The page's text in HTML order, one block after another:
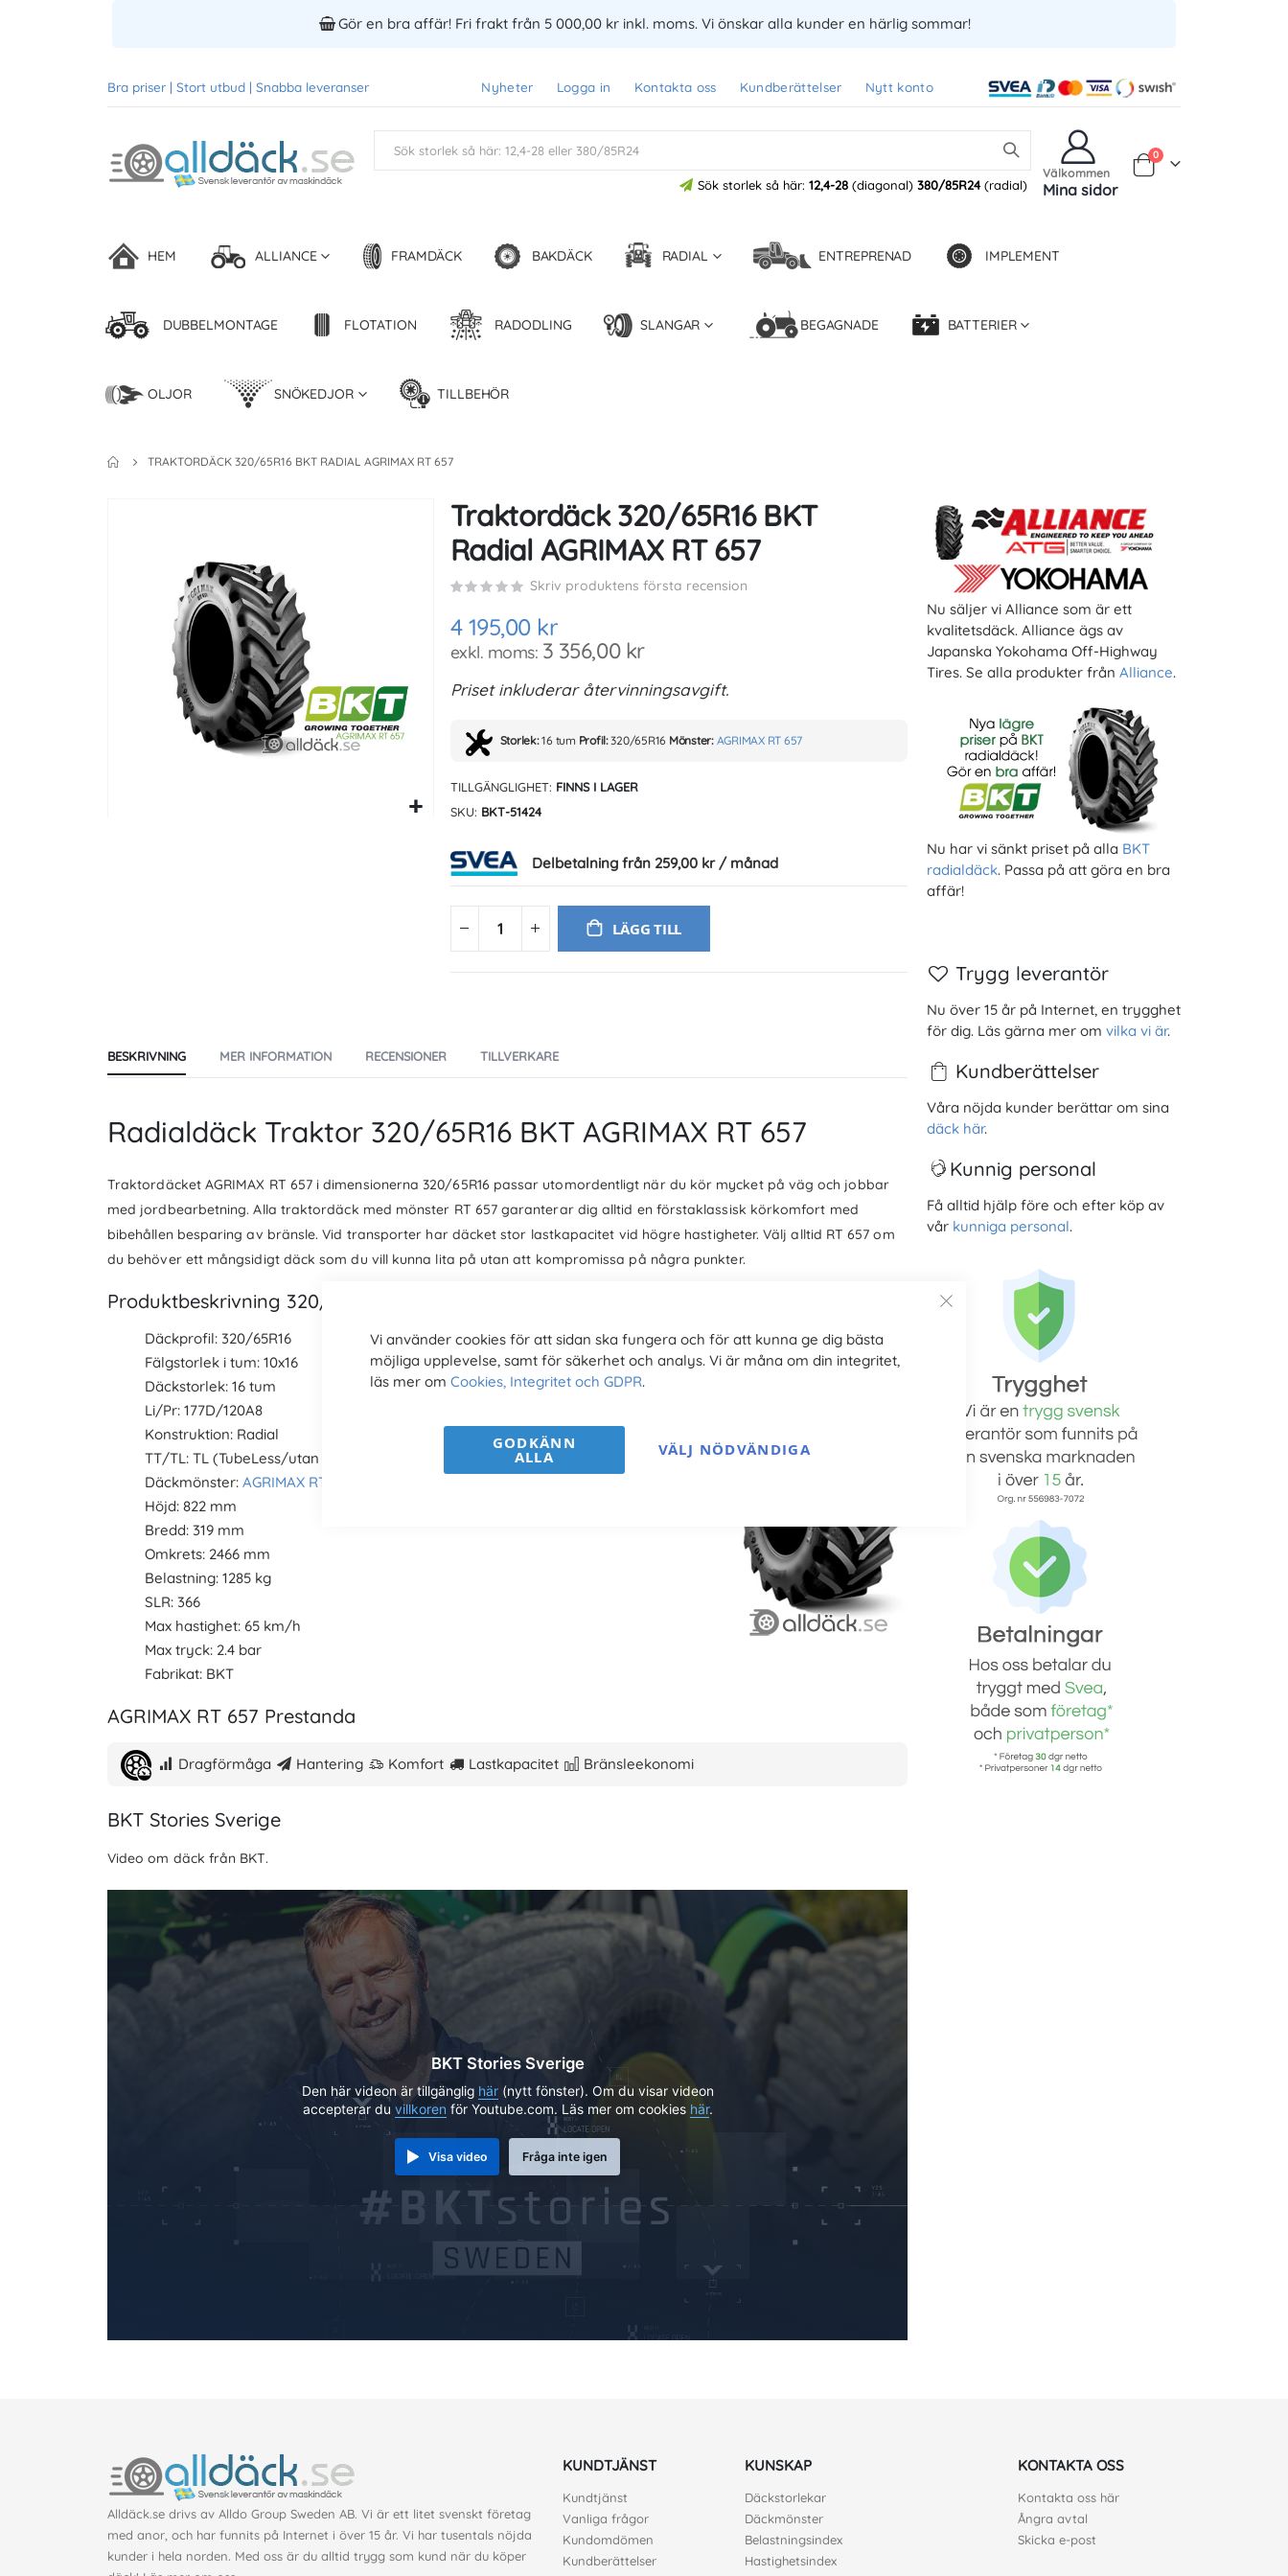
Vi använder cookies för att sidan ska fungera och för att kunna ge dig bästa
möjliga upplevelse, samt för säkerhet och analys. Vi är måna om din integritet,
läs mer om Cookies, Integritet och GDPR.
GODKÄNN
ALLA VÄLJ NÖDVÄNDIGA
Gör en bra affär! Fri frakt från 5 000,00 kr inkl. moms. Vi önskar alla kunder en härlig sommar!
Bra priser | Stort utbud | Snabba leveranser Nyheter Logga in Kontakta oss Kundberättelser Nytt konto
Sök storlek så här: 12,4-28 (diagonal) 380/85R24(radial)
Välkommen
Mina sidor
Varukorg
0Produkter
HEM ALLIANCE FRAMDÄCK BAKDÄCK RADIAL ENTREPRENAD IMPLEMENT
DUBBELMONTAGE FLOTATION RADODLING SLANGAR BEGAGNADE BATTERIER
OLJOR SNÖKEDJOR TILLBEHÖR
TRAKTORDÄCK 320/65R16 BKT RADIAL AGRIMAX RT 657
Traktordäck 320/65R16 BKT
Radial AGRIMAX RT 657
Skriv produktens första recension
4 195,00 kr
3 356,00 kr
Priset inkluderar återvinningsavgift.
Storlek:16 tum Profil:320/65R16 Mönster: AGRIMAX RT 657
TILLGÄNGLIGHET: FINNS I LAGER
SKU BKT-51424
Delbetalning från 259,00 kr/ månad
LÄGG TILL
BESKRIVNING
Radialdäck Traktor 320/65R16 BKT AGRIMAX RT 657
Traktordäcket AGRIMAX RT 657 i dimensionerna 320/65R16 passar utomordentligt när du kör mycket på väg och jobbar
med jordbearbetning. Alla traktordäck med mönster RT 657 garanterar dig alltid en förstaklassisk körkomfort med
bibehållen besparing av bränsle. Vid transporter har däcket stor lastkapacitet vid högre hastigheter. Välj alltid RT 657 om
du behöver ett mångsidigt däck som du vill kunna lita på utan att kompromissa på några punkter.
Produktbeskrivning 320/65R16 BKT Radial AGRIMAX RT 657
Däckprofil: 320/65R16
Fälgstorlek i tum: 10x16
Däckstorlek: 16 tum
Li/Pr: 177D/120A8
Konstruktion: Radial
TT/TL: TL (TubeLess/utan slang)
Däckmönster: AGRIMAX RT 657
Höjd: 822 mm
Bredd: 319 mm
Omkrets: 2466 mm
Belastning: 1285 kg
SLR: 366
Max hastighet: 65 km/h
Max tryck: 2.4 bar
Fabrikat: BKT
AGRIMAX RT 657 Prestanda
Dragförmåga Hantering Komfort Lastkapacitet Bränsleekonomi
BKT Stories Sverige
Video om däck från BKT.
BKT Stories Sverige
Den här videon är tillgänglig här(nytt fönster). Om du visar videon
accepterar du villkoren för Youtube.com. Läs mer om cookies här.
Visa video Fråga inte igen
MER INFORMATION RECENSIONER TILLVERKARE
Nu säljer vi Alliance som är ett
kvalitetsdäck. Alliance ägs av
Japanska Yokohama Off-Highway
Tires. Se alla produkter från Alliance.
Nu har vi sänkt priset på alla BKT
radialdäck. Passa på att göra en bra
affär!
Trygg leverantör
Nu över 15 år på Internet, en trygghet
för dig. Läs gärna mer om vilka vi är.
Kundberättelser
Våra nöjda kunder berättar om sina
däck här.
Kunnig personal
Få alltid hjälp före och efter köp av
vår kunniga personal.
Alldäck.se drivs av Alldo Group Sweden AB. Vi är ett litet svenskt företag
med anor, och har funnits på Internet i över 15 år. Vi har tusentals nöjda
kunder i hela norden. Med oss är du alltid trygg som kund när du köper
KUNDTJÄNST
Kundtjänst
Vanliga frågor
Kundomdömen
Kundberättelser
KUNSKAP
Däckstorlekar
Däckmönster
Belastningsindex
Hastighetsindex
KONTAKTA OSS
Kontakta oss här
Ångra avtal
Skicka e-post